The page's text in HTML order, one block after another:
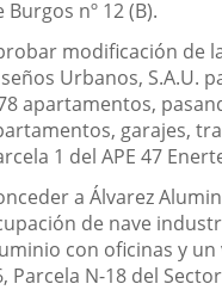
Burgos nº 12 (B).
modificación de
Urbanos, S.A.U.
apartamentos,
garajes,
1 del APE 47
a Álvarez
de nave
con oficinas y
Parcela N-18 del